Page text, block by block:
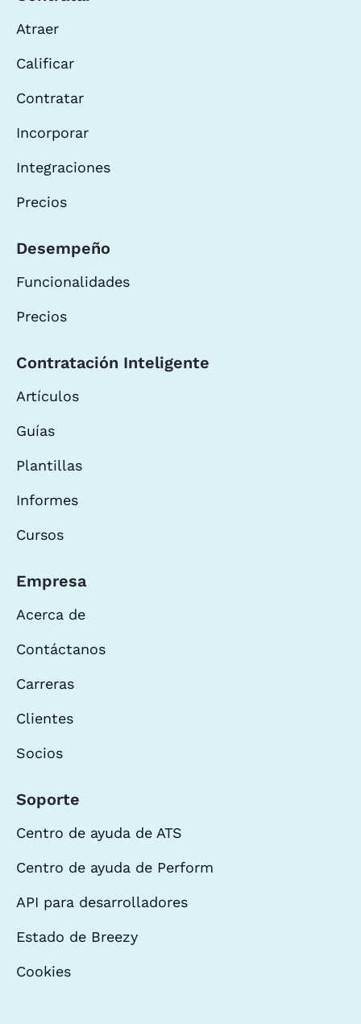
Atraer
Calificar
Contratar
Incorporar
Integraciones
Precios
Desempeño
Funcionalidades
Precios
Contratación Inteligente
Artículos
Guías
Plantillas
Informes
Cursos
Empresa
Acerca de
Contáctanos
Carreras
Clientes
Socios
Soporte
Centro de ayuda de ATS
Centro de ayuda de Perform
API para desarrolladores
Estado de Breezy
Cookies